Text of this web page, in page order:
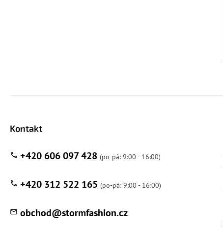
Kontakt
obchod@stormfashion.cz
+420 606 097 428
+420 312 522 165